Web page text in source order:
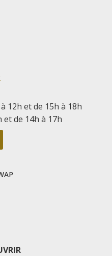
12h et de 15h à 18h
et de 14h à 17h